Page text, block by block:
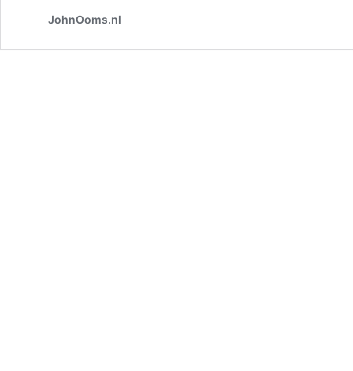
JohnOoms.nl